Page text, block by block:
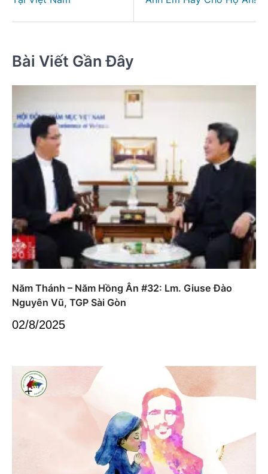
Bài Viết Gần Đây
Năm Thánh – Năm Hồng Ân #32: Lm. Giuse Đào
Nguyên Vũ, TGP Sài Gòn
02/8/2025